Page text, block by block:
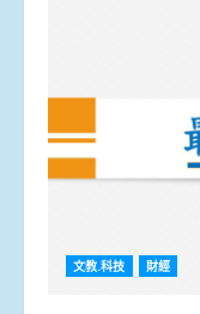
文教.科技 財經